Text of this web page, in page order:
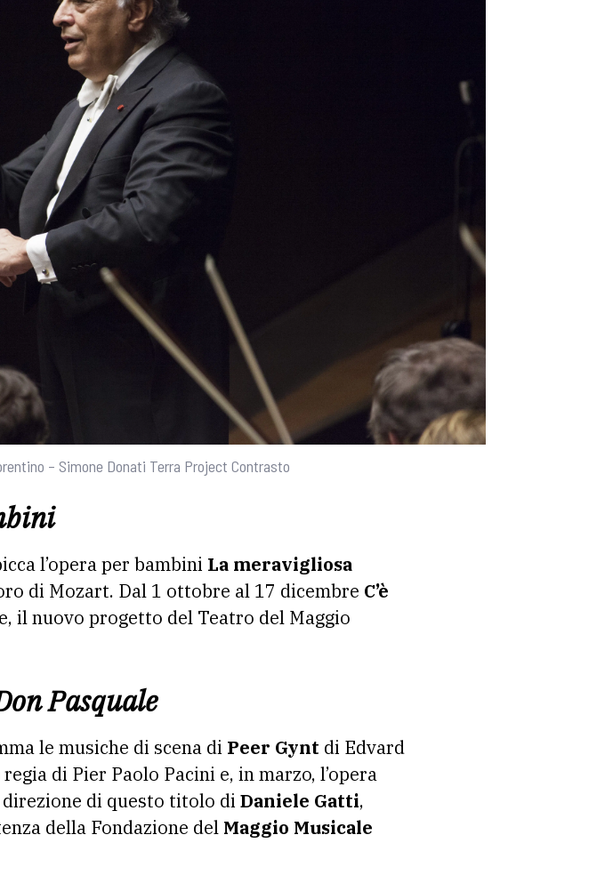
– Simone Donati Terra Project Contrasto
l’opera per bambini La meravigliosa
di Mozart. Dal 1 ottobre al 17 dicembre C’è
il nuovo progetto del Teatro del Maggio
Pasquale
le musiche di scena di Peer Gynt di Edvard
di Pier Paolo Pacini e, in marzo, l’opera
di questo titolo di Daniele Gatti,
della Fondazione del Maggio Musicale